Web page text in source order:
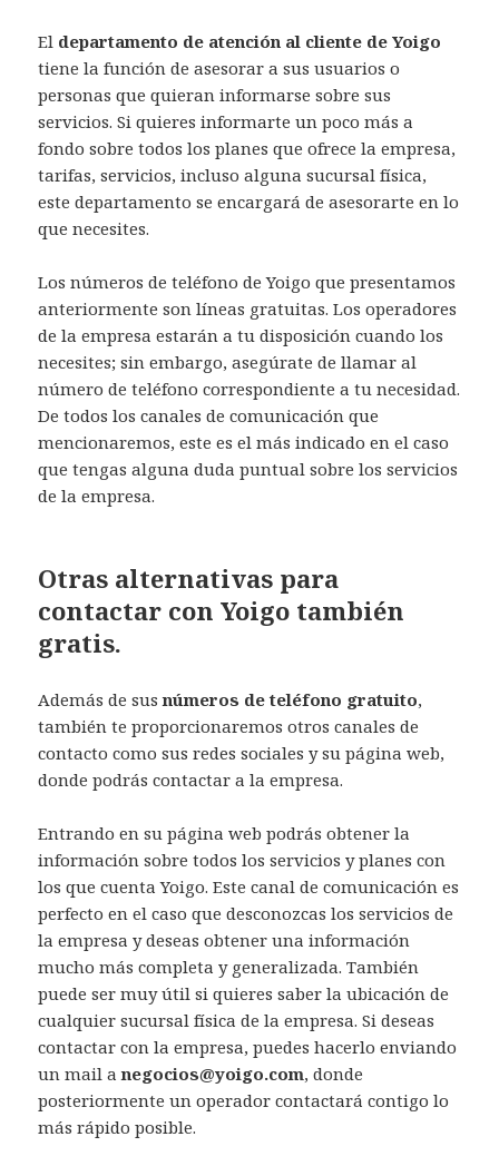
El departamento de atención al cliente de Yoigo
tiene la función de asesorar a sus usuarios o
personas que quieran informarse sobre sus
servicios. Si quieres informarte un poco más a
fondo sobre todos los planes que ofrece la empresa,
tarifas, servicios, incluso alguna sucursal física,
este departamento se encargará de asesorarte en lo
que necesites.
Los números de teléfono de Yoigo que presentamos
anteriormente son líneas gratuitas. Los operadores
de la empresa estarán a tu disposición cuando los
necesites; sin embargo, asegúrate de llamar al
número de teléfono correspondiente a tu necesidad.
De todos los canales de comunicación que
mencionaremos, este es el más indicado en el caso
que tengas alguna duda puntual sobre los servicios
de la empresa.
Otras alternativas para
contactar con Yoigo también
gratis.
Además de susnúmeros de teléfono gratuito,
también te proporcionaremos otros canales de
contacto como sus redes sociales y su página web,
donde podrás contactar a la empresa.
Entrando en su página web podrás obtener la
información sobre todos los servicios y planes con
los que cuenta Yoigo. Este canal de comunicación es
perfecto en el caso que desconozcas los servicios de
la empresa y deseas obtener una información
mucho más completa y generalizada. También
puede ser muy útil si quieres saber la ubicación de
cualquier sucursal física de la empresa. Si deseas
contactar con la empresa, puedes hacerlo enviando
un mail a negocios@yoigo.com, donde
posteriormente un operador contactará contigo lo
más rápido posible.